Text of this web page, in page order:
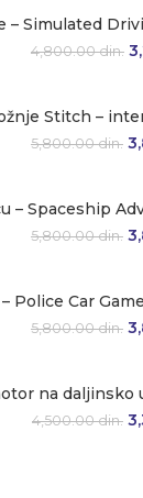
– Simulated
4,800.00din.
Stitch –
5,800.00din.
– Spaceship
5,800.00din.
Police Car
5,800.00din.
na daljinsko
4,500.00din.